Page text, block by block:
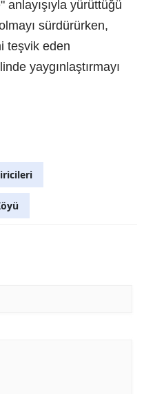
yürüttüğü
sürdürürken,
teşvik eden
yaygınlaştırmayı